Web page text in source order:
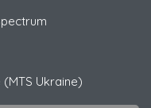
Ukraine)